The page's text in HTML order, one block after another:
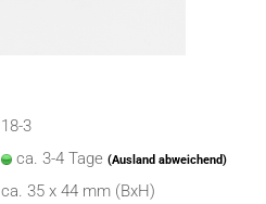
18-3
ca. 3-4 Tage(Ausland abweichend)
ca. 35 x 44 mm (BxH)